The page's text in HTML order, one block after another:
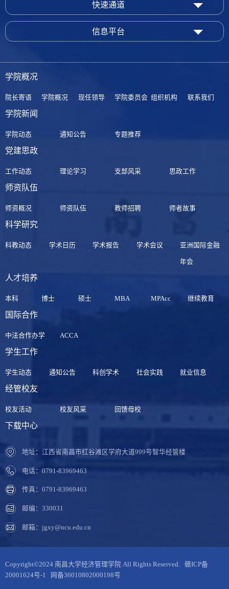
快速通道
信息平台
学院概况
院长寄语 学院概况 现任领导 学院委员会 组织机构 联系我们
学院新闻
学院动态 通知公告 专题推荐
党建思政
工作动态 理论学习 支部风采 思政工作
师资队伍
师资概况 师资队伍 教师招聘 师者故事
科学研究
科教动态 学术日历 学术报告 学术会议 亚洲国际金融
年会
人才培养
本科 博士 硕士 MBA MPAcc 继续教育
国际合作
中法合作办学 ACCA
学生工作
学生动态 通知公告 科创学术 社会实践 就业信息
经管校友
校友活动 校友风采 回馈母校
下载中心
地址：江西省南昌市红谷滩区学府大道999号智华经管楼
电话：0791-83969463
传真：0791-83969463
邮编：330031
邮箱：jgxy@ncu.edu.cn
Copyright©2024 南昌大学经济管理学院 All Rights Reserved. 赣ICP备
20001624号-1
网备36010802000198号